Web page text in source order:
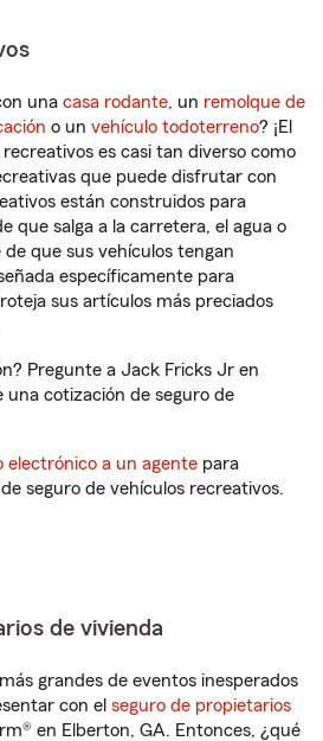
una casa rodante, un remolque de
o un vehículo todoterreno? ¡El
es casi tan diverso como
que puede disfrutar con
están construidos para
que salga a la carretera, el agua o
de que sus vehículos tengan
específicamente para
sus artículos más preciados
Pregunte a Jack Fricks Jr en
una cotización de seguro de
electrónico a un agente para
seguro de vehículos recreativos.
de vivienda
grandes de eventos inesperados
con el seguro de propietarios
en Elberton, GA. Entonces, ¿qué